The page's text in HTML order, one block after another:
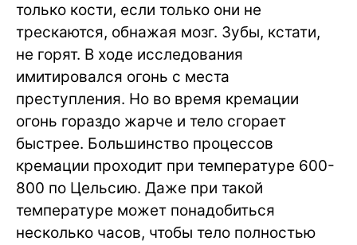
только кости, если только они не
трескаются, обнажая мозг. Зубы, кстати,
не горят. В ходе исследования
имитировался огонь с места
преступления. Но во время кремации
огонь гораздо жарче и тело сгорает
быстрее. Большинство процессов
кремации проходит при температуре 600-
800 по Цельсию. Даже при такой
температуре может понадобиться
несколько часов, чтобы тело полностью